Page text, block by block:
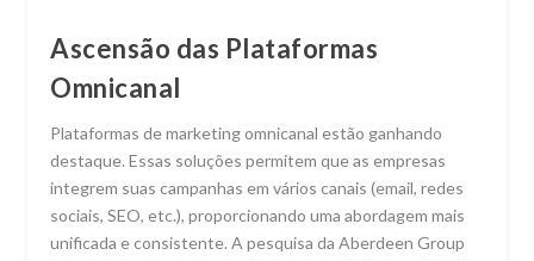
Ascensão das Plataformas
Omnicanal
Plataformas de marketing omnicanal estão ganhando
destaque. Essas soluções permitem que as empresas
integrem suas campanhas em vários canais (email, redes
sociais, SEO, etc.), proporcionando uma abordagem mais
unificada e consistente. A pesquisa da Aberdeen Group